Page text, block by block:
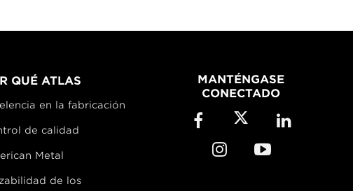
QUÉ ATLAS
en la fabricación
de calidad
Metal
de los
MANTÉNGASE
CONECTADO